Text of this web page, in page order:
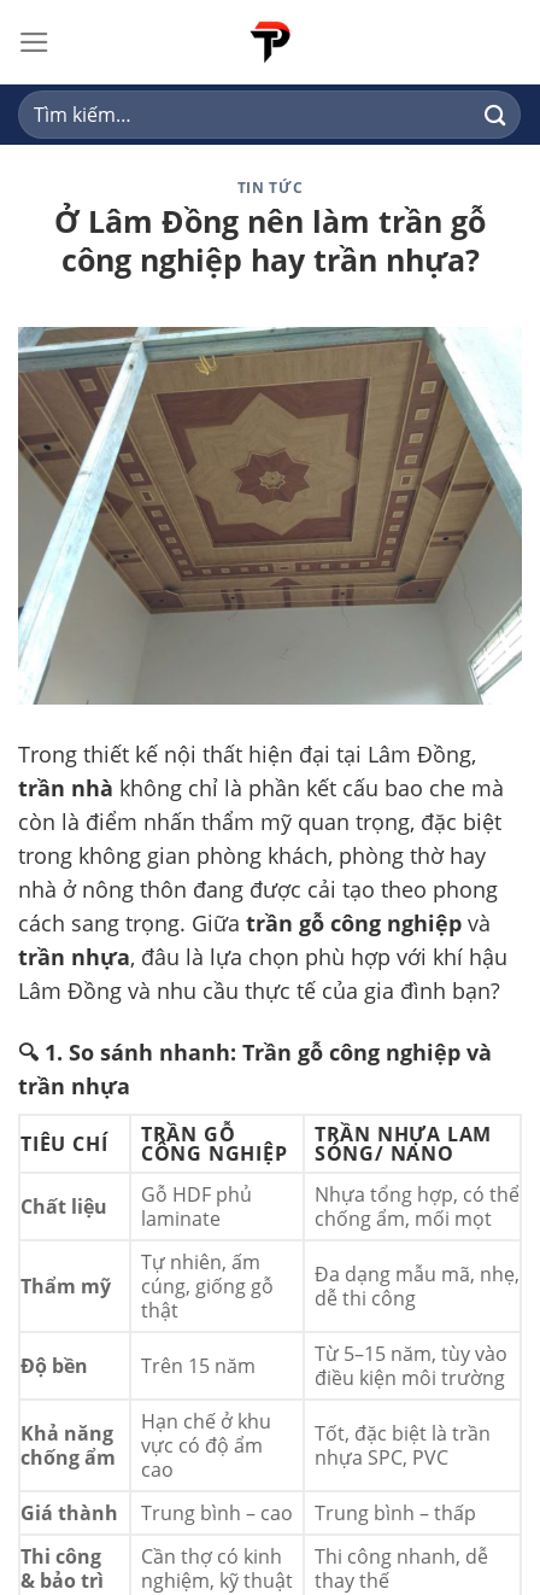
content
Tìm
kiếm:
TIN TỨC
Ở Lâm Đồng nên làm trần gỗ
công nghiệp hay trần nhựa?
Trong thiết kế nội thất hiện đại tại Lâm Đồng,
trần nhà không chỉ là phần kết cấu bao che mà
còn là điểm nhấn thẩm mỹ quan trọng, đặc biệt
trong không gian phòng khách, phòng thờ hay
nhà ở nông thôn đang được cải tạo theo phong
cách sang trọng. Giữa trần gỗ công nghiệp và
trần nhựa, đâu là lựa chọn phù hợp với khí hậu
Lâm Đồng và nhu cầu thực tế của gia đình bạn?
🔍 1. So sánh nhanh: Trần gỗ công nghiệp và
trần nhựa
TIÊU CHÍ TRẦN GỖ
CÔNG NGHIỆP
TRẦN NHỰA LAM
SÓNG/ NANO
Chất liệu
Gỗ HDF phủ
laminate
Nhựa tổng hợp, có thể
chống ẩm, mối mọt
Thẩm mỹ
Tự nhiên, ấm
cúng, giống gỗ
thật
Đa dạng mẫu mã, nhẹ,
dễ thi công
Độ bền Trên 15 năm
Từ 5–15 năm, tùy vào
điều kiện môi trường
Khả năng
chống ẩm
Hạn chế ở khu
vực có độ ẩm
cao
Tốt, đặc biệt là trần
nhựa SPC, PVC
Giá thành Trung bình – cao
Trung bình – thấp
Thi công
& bảo trì
Cần thợ có kinh
nghiệm, kỹ thuật
Thi công nhanh, dễ
thay thế